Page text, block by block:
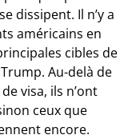
dissipent. Il n’y a
américains en
cibles de
Au-delà de
visa, ils n’ont
ceux que
encore.